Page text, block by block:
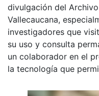
divulgación del
Vallecaucana,
investigadores que
su uso y consulta
un colaborador en el
la tecnología que